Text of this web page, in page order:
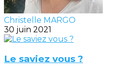
Christelle MARGO
30 juin 2021
Le saviez vous ?